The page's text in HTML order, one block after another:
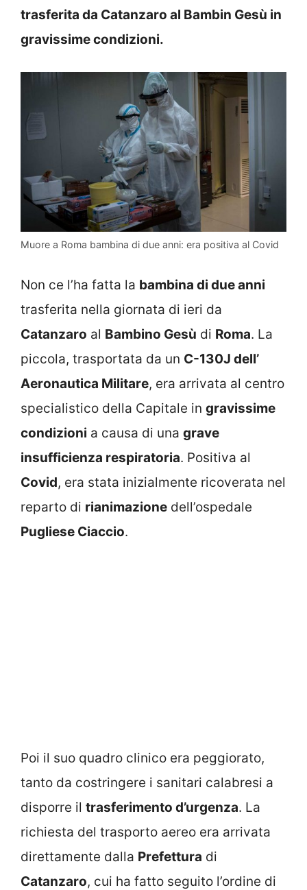
trasferita da Catanzaro al Bambin Gesù in
gravissime condizioni.
Muore a Roma bambina di due anni: era positiva al Covid
Non ce l’ha fatta la bambina di due anni
trasferita nella giornata di ieri da
Catanzaro al Bambino Gesù di Roma. La
piccola, trasportata da un C-130J dell’
Aeronautica Militare, era arrivata al centro
specialistico della Capitale in gravissime
condizioni a causa di una grave
insufficienza respiratoria. Positiva al
Covid, era stata inizialmente ricoverata nel
reparto di rianimazione dell’ospedale
Pugliese Ciaccio.
Poi il suo quadro clinico era peggiorato,
tanto da costringere i sanitari calabresi a
disporre il trasferimento d’urgenza. La
richiesta del trasporto aereo era arrivata
direttamente dalla Prefettura di
Catanzaro, cui ha fatto seguito l’ordine di